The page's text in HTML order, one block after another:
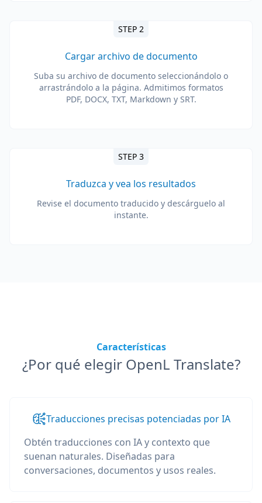
STEP 2
Cargar archivo de documento
Suba su archivo de documento seleccionándolo o
arrastrándolo a la página. Admitimos formatos
PDF, DOCX, TXT, Markdown y SRT.
STEP 3
Traduzca y vea los resultados
Revise el documento traducido y descárguelo al
instante.
Características
¿Por qué elegir OpenL Translate?
Traducciones precisas potenciadas por IA
Obtén traducciones con IA y contexto que
suenan naturales. Diseñadas para
conversaciones, documentos y usos reales.